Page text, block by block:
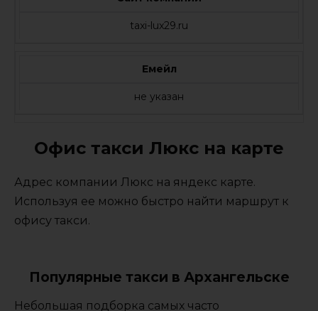
taxi-lux29.ru
Емейл
не указан
Офис такси Люкс на карте
Адрес компании Люкс на яндекс карте.
Используя ее можно быстро найти маршрут к
офису такси.
Популярные такси в Архангельске
Небольшая подборка самых часто